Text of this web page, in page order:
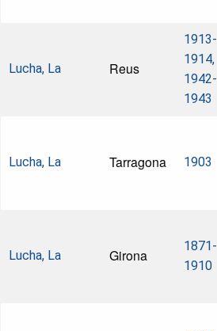
Lucha, La Reus
1913-
1914,
1942-
1943
Lucha, La Tarragona 1903
Lucha, La Girona
1871-
1910